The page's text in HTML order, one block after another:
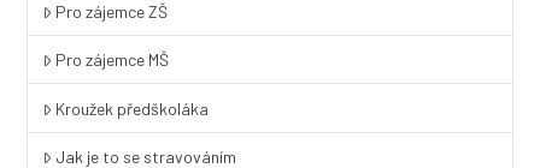
Pro zájemce ZŠ
Pro zájemce MŠ
Kroužek předškoláka
Jak je to se stravováním